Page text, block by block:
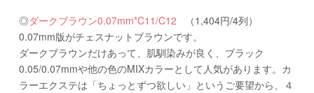
◎ダークブラウン0.07mm*C11/C12 （1,404円/4列）
0.07mm版がチェスナットブラウンです。
ダークブラウンだけあって、肌馴染みが良く、ブラック
0.05/0.07mmや他の色のMIXカラーとして人気があります。カ
ラーエクステは「ちょっとずつ欲しい」というご要望から、４